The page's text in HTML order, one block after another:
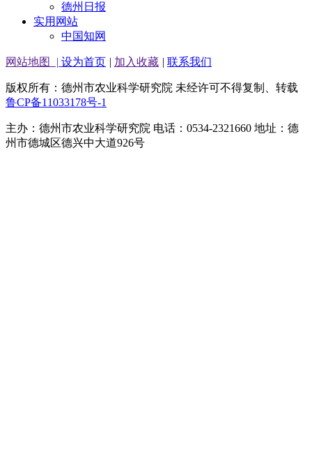
德州日报
实用网站
中国知网
网站地图 | 设为首页 | 加入收藏 | 联系我们
版权所有：德州市农业科学研究院 未经许可不得复制、转载
鲁CP备11033178号-1
主办：德州市农业科学研究院 电话：0534-2321660 地址：德
州市德城区德兴中大道926号